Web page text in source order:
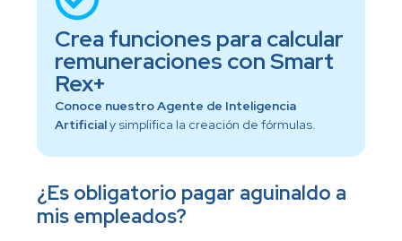
Crea funciones para calcular
remuneraciones con Smart
Rex+
Conoce nuestro Agente de Inteligencia
Artificialy simplifica la creación de fórmulas.
¿Es obligatorio pagar aguinaldo a
mis empleados?